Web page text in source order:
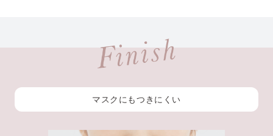
マスクにもつきにくい